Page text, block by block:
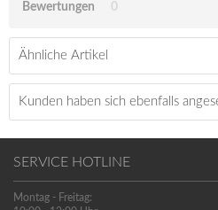
Bewertungen 0
Ähnliche Artikel
Kunden haben sich ebenfalls
SERVICE HOTLINE
Montag - Freitag: